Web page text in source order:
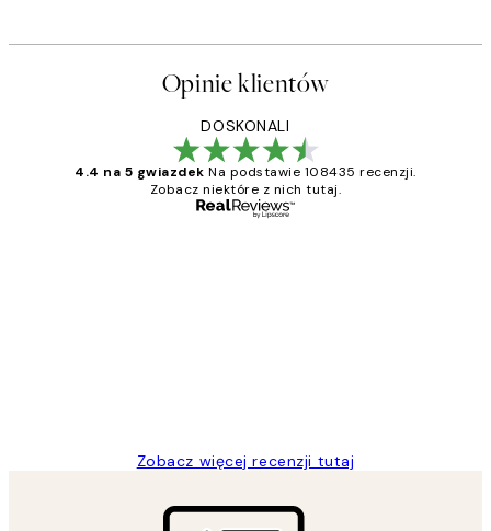
Opinie klientów
DOSKONALI
4.4 na 5 gwiazdek Na podstawie 108435 recenzji.
Zobacz niektóre z nich tutaj.
Zobacz więcej recenzji tutaj